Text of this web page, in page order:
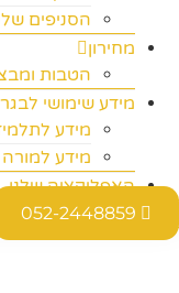
הסניפים
מחירון
הטבות
מידע שימושי
מידע
מידע למורה
האפליקציה שלנו
052-2448859